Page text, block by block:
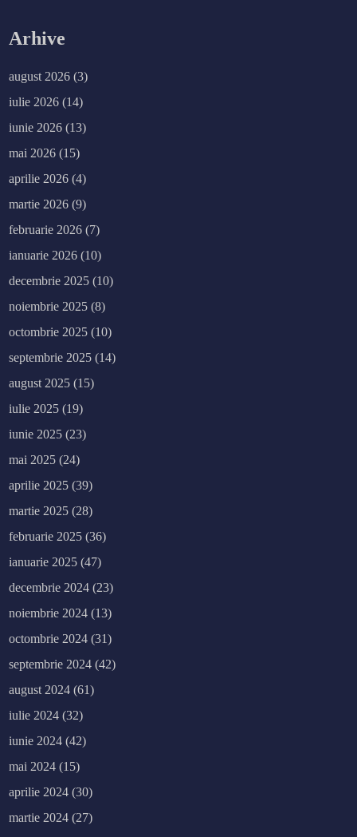
Arhive
august 2026 (3)
iulie 2026 (14)
iunie 2026 (13)
mai 2026 (15)
aprilie 2026 (4)
martie 2026 (9)
februarie 2026 (7)
ianuarie 2026 (10)
decembrie 2025 (10)
noiembrie 2025 (8)
octombrie 2025 (10)
septembrie 2025 (14)
august 2025 (15)
iulie 2025 (19)
iunie 2025 (23)
mai 2025 (24)
aprilie 2025 (39)
martie 2025 (28)
februarie 2025 (36)
ianuarie 2025 (47)
decembrie 2024 (23)
noiembrie 2024 (13)
octombrie 2024 (31)
septembrie 2024 (42)
august 2024 (61)
iulie 2024 (32)
iunie 2024 (42)
mai 2024 (15)
aprilie 2024 (30)
martie 2024 (27)